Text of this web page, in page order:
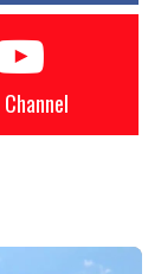
Channel